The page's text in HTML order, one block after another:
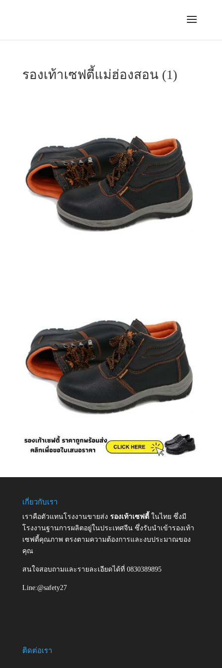
รองเท้าเซฟตี้แม่ฮ่องสอน (1)
เกี่ยวกับเรา
เราคือตัวแทนโรงงานขายส่ง รองเท้าเซฟตี้ ในไทย ซึ่งมี
โรงงานฐานการผลิตอยู่ในประเทศจีน ซึ่งรับนำเข้ารองเท้า
เซฟตี้คุณภาพ ตรงตามความต้องการและงบประมาณของ
คุณ
สนใจสอบถามและรายละเอียดได้ที่ 0830389895
Line:@safety27
ติดต่อเรา